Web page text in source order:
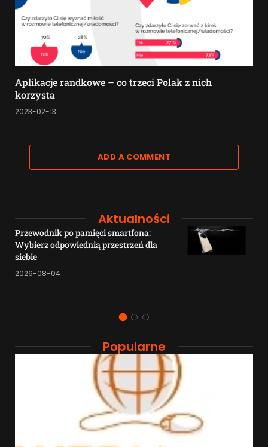
Aplikacje randkowe – co trzeci Polak z nich
korzysta
2023-02-13
ADD A COMMENT
Aktualności
Przewodnik po pamięci smartfona:
Wybierz odpowiednią przestrzeń dla
siebie
2026-08-04
Popularne